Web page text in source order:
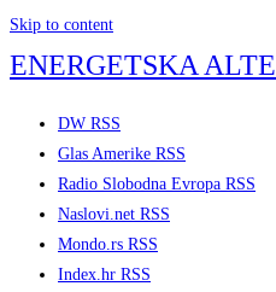
Skip to content
ENERGETSKA
DW RSS
Glas Amerike RSS
Radio Slobodna Evropa RSS
Naslovi.net RSS
Mondo.rs RSS
Index.hr RSS